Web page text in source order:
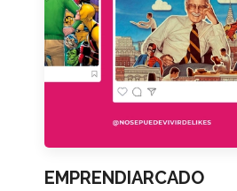
EMPRENDIARCADO